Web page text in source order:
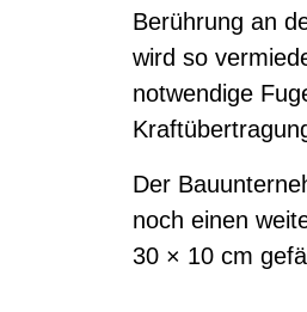
Berührung an
wird so
notwendige
Der
noch einen
30 × 10 cm